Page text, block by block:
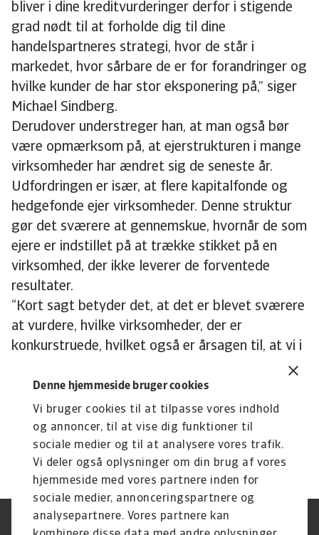
Denne hjemmeside bruger cookies
Vi bruger cookies til at tilpasse vores indhold
og annoncer, til at vise dig funktioner til
sociale medier og til at analysere vores trafik.
Vi deler også oplysninger om din brug af vores
hjemmeside med vores partnere inden for
sociale medier, annonceringspartnere og
analysepartnere. Vores partnere kan
bliver i dine kreditvurderinger derfor i stigende
grad nødt til at forholde dig til dine
handelspartneres strategi, hvor de står i
markedet, hvor sårbare de er for forandringer og
hvilke kunder de har stor eksponering på,” siger
Michael Sindberg.
Derudover understreger han, at man også bør
være opmærksom på, at ejerstrukturen i mange
virksomheder har ændret sig de seneste år.
Udfordringen er især, at flere kapitalfonde og
hedgefonde ejer virksomheder. Denne struktur
gør det sværere at gennemskue, hvornår de som
ejere er indstillet på at trække stikket på en
virksomhed, der ikke leverer de forventede
resultater.
“Kort sagt betyder det, at det er blevet sværere
at vurdere, hvilke virksomheder, der er
konkurstruede, hvilket også er årsagen til, at vi i
virksomheder på vores Watch List med
virksomheder, som vi holder ekstra skarpt øje
med,” siger Michael Sindberg.
Legal Notice Privatlivspolitik